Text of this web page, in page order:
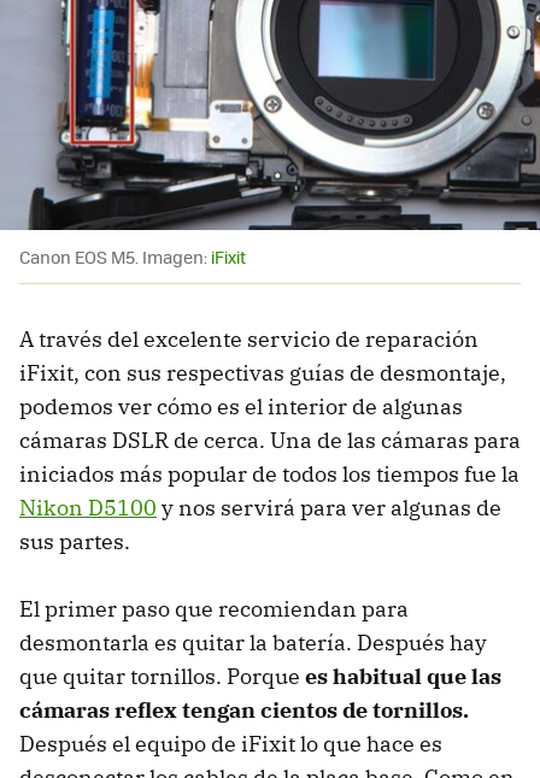
Canon EOS M5. Imagen: iFixit
A través del excelente servicio de reparación
iFixit, con sus respectivas guías de desmontaje,
podemos ver cómo es el interior de algunas
cámaras DSLR de cerca. Una de las cámaras para
iniciados más popular de todos los tiempos fue la
Nikon D5100 y nos servirá para ver algunas de
sus partes.
El primer paso que recomiendan para
desmontarla es quitar la batería. Después hay
que quitar tornillos. Porque es habitual que las
cámaras reflex tengan cientos de tornillos.
Después el equipo de iFixit lo que hace es